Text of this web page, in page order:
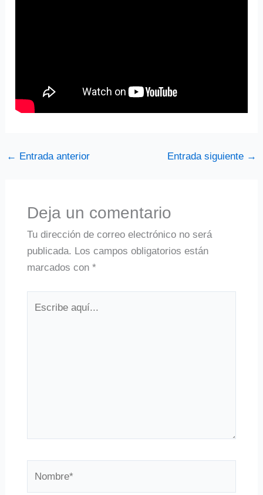
← Entrada anterior Entrada siguiente →
Deja un comentario
Tu dirección de correo electrónico no será
publicada. Los campos obligatorios están
marcados con *